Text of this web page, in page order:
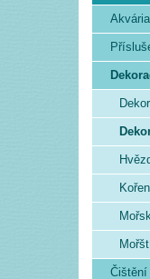
Čištění